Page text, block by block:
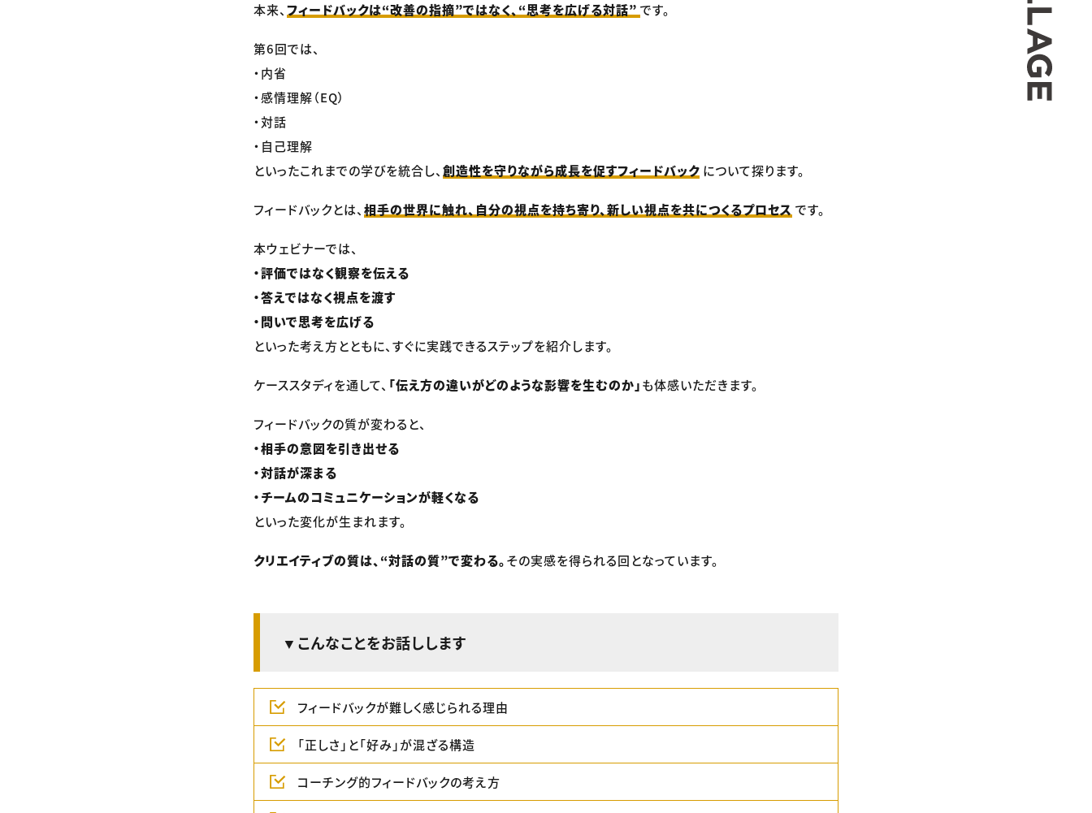
本来、 フィードバックは“改善の指摘”ではなく、“思考を広げる対話” です。
第6回では、
・内省
・感情理解（EQ）
・対話
・自己理解
といったこれまでの学びを統合し、 創造性を守りながら成長を促すフィードバック について探ります。
フィードバックとは、 相手の世界に触れ、自分の視点を持ち寄り、新しい視点を共につくるプロセス です。
本ウェビナーでは、
・評価ではなく観察を伝える
・答えではなく視点を渡す
・問いで思考を広げる
といった考え方とともに、すぐに実践できるステップを紹介します。
ケーススタディを通して、 「伝え方の違いがどのような影響を生むのか」も体感いただきます。
フィードバックの質が変わると、
・相手の意図を引き出せる
・対話が深まる
・チームのコミュニケーションが軽くなる
といった変化が生まれます。
クリエイティブの質は、“対話の質”で変わる。その実感を得られる回となっています。
▼こんなことをお話しします
フィードバックが難しく感じられる理由
「正しさ」と「好み」が混ざる構造
コーチング的フィードバックの考え方